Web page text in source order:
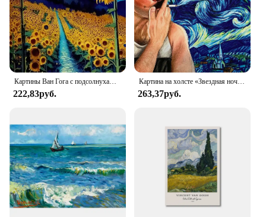
Картины Ван Гога с подсолнухами, цветами, звездным небом, художественные плакаты, картина маслом, картина на холсте для современного домашнего декора, настенное искусство
222,83руб.
Картина на холсте «Звездная ночь», забавный постер Фредди Меркьюри для курения, настенное искусство для гостиной, украшение для дома
263,37руб.